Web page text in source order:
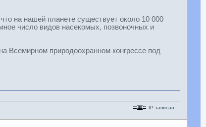
на нашей планете существует около 10 000
число видов насекомых, позвоночных и
Всемирном природоохранном конгрессе под
IP записан